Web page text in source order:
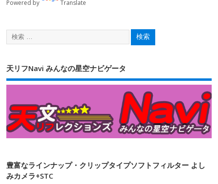
Powered by Translate
天リフNavi みんなの星空ナビゲータ
豊富なラインナップ・クリップタイプソフトフィルター よし
みカメラ+STC